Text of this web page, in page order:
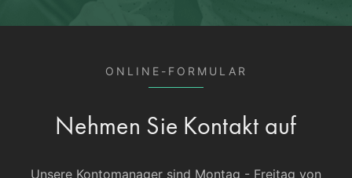
ONLINE-FORMULAR
Nehmen Sie Kontakt auf
Unsere Kontomanager sind Montag - Freitag von